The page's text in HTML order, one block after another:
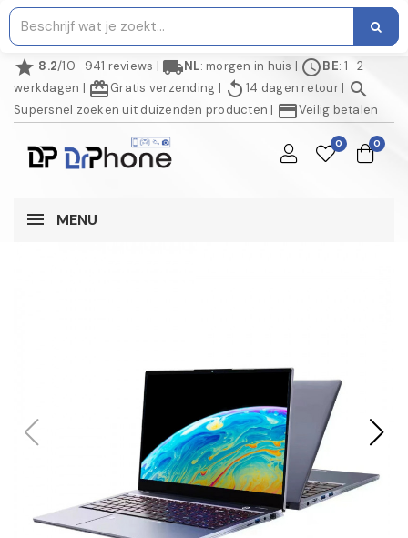
star 8.2/10 · 941 reviews | local_shippingNL: morgen in huis | scheduleBE: 1–2
werkdagen | redeemGratis verzending | replay 14 dagen retour| search
Supersnel zoeken uit duizenden producten | credit_cardVeilig betalen
0 0
MENU